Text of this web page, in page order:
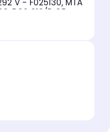
V - F025130, MTA
BCS 313/B GE -
- F031123, BAAAN